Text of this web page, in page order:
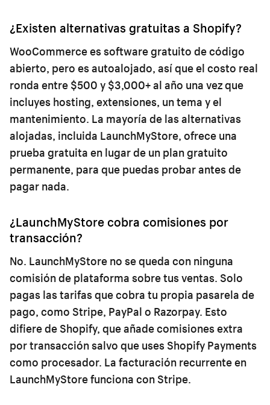
¿Existen alternativas gratuitas a Shopify?
WooCommerce es software gratuito de código
abierto, pero es autoalojado, así que el costo real
ronda entre $500 y $3,000+ al año una vez que
incluyes hosting, extensiones, un tema y el
mantenimiento. La mayoría de las alternativas
alojadas, incluida LaunchMyStore, ofrece una
prueba gratuita en lugar de un plan gratuito
permanente, para que puedas probar antes de
pagar nada.
¿LaunchMyStore cobra comisiones por
transacción?
No. LaunchMyStore no se queda con ninguna
comisión de plataforma sobre tus ventas. Solo
pagas las tarifas que cobra tu propia pasarela de
pago, como Stripe, PayPal o Razorpay. Esto
difiere de Shopify, que añade comisiones extra
por transacción salvo que uses Shopify Payments
como procesador. La facturación recurrente en
LaunchMyStore funciona con Stripe.